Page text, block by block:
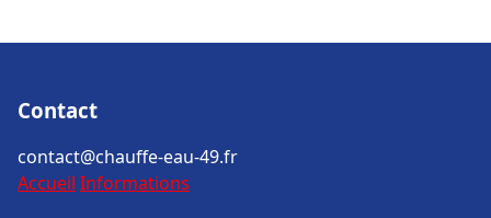
Contact
contact@chauffe-eau-49.fr
Accueil Informations